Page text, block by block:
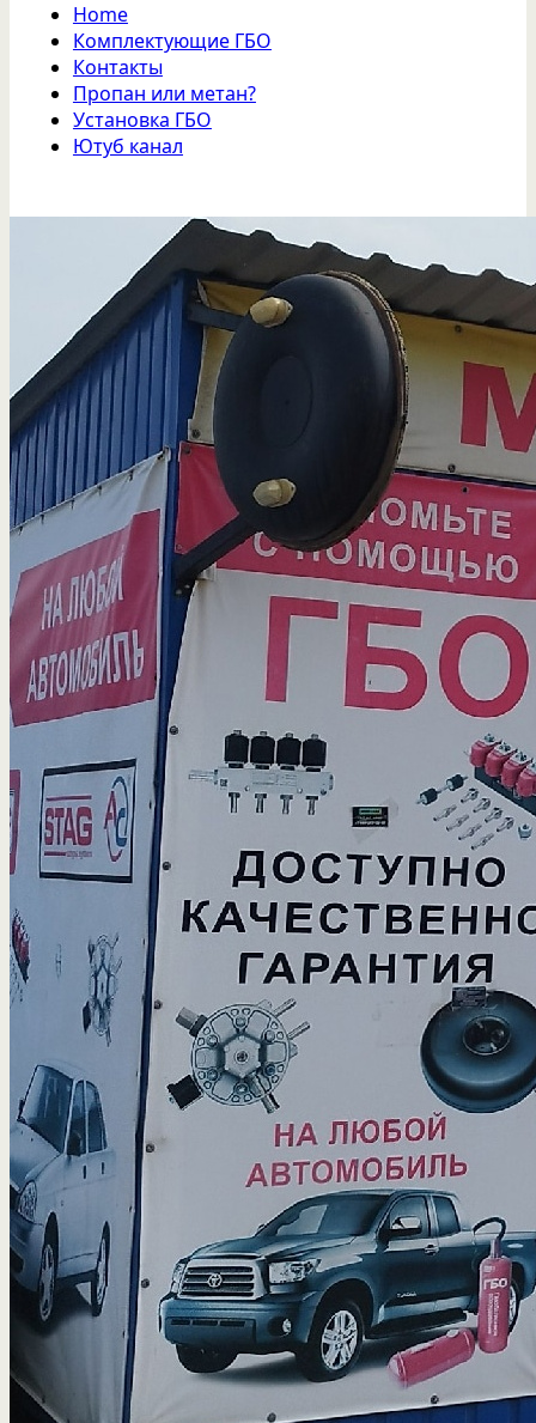
Home
Комплектующие ГБО
Контакты
Пропан или метан?
Установка ГБО
Ютуб канал